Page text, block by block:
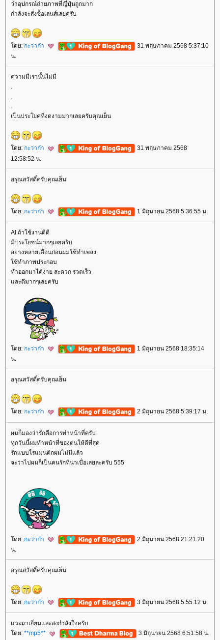
ว่าอุปกรณ์ถ่ายภาพที่ญี่ปุ่นถูกมาก
กำลังจะสั่งซื้อเลนส์เลยครับ
ดย: กะว่าก๋า
31 พฤษภาคม 2568 5:37:10
น.
ความมีเรานั้นไม่มี
.
.
.
เป็นประโยคที่งดงามมากเลยครับคุณเย็น
ดย: กะว่าก๋า
31 พฤษภาคม 2568
12:58:52 น.
อรุณสวัสดิ์ครับคุณเย็น
ดย: กะว่าก๋า 1 มิถุนายน 2568 5:36:55 น.
AI ถ้าใช้งานดีดี
มีประโยชน์มากๆเลยครับ
อย่างหลายเดือนก่อนผมใช้ทำเพลง
ช้ทำภาพประกอบ
ทำออกมาได้ง่าย สะดวก รวดเร็ว
ละดีมากๆเลยครับ
ดย: กะว่าก๋า
1 มิถุนายน 2568 18:35:14
น.
อรุณสวัสดิ์ครับคุณเย็น
ดย: กะว่าก๋า 2 มิถุนายน 2568 5:39:17 น.
ผมก็มองว่ารักคือการทำหน้าที่ครับ
ทุกวันนี้ผมทำหน้าที่ของตนให้ดีที่สุด
รักแบบโรแมนติกผมไม่มีแล้ว
จะว่าไปผมก็เป็นคนรักที่น่าเบื่อเลยล่ะครับ 555
ดย: กะว่าก๋า
2 มิถุนายน 2568 21:21:20
น.
อรุณสวัสดิ์ครับคุณเย็น
ดย: กะว่าก๋า 3 มิถุนายน 2568 5:55:12 น.
วะมาเยี่ยมและส่งกำลังใจครับ
ดย: **mp5** 3 มิถุนายน 2568 6:51:58 น.